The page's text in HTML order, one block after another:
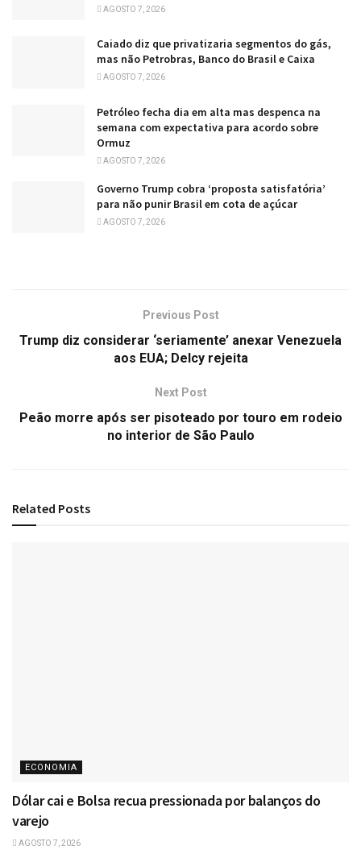
AGOSTO 7, 2026
Caiado diz que privatizaria segmentos do gás,
mas não Petrobras, Banco do Brasil e Caixa
AGOSTO 7, 2026
Petróleo fecha dia em alta mas despenca na
semana com expectativa para acordo sobre
Ormuz
AGOSTO 7, 2026
Governo Trump cobra ‘proposta satisfatória’
para não punir Brasil em cota de açúcar
AGOSTO 7, 2026
Previous Post
Trump diz considerar ‘seriamente’ anexar Venezuela
aos EUA; Delcy rejeita
Next Post
Peão morre após ser pisoteado por touro em rodeio
no interior de São Paulo
Related Posts
ECONOMIA
Dólar cai e Bolsa recua pressionada por balanços do
varejo
AGOSTO 7, 2026